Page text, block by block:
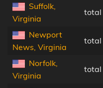
Suffolk,
Virginia
total
Newport
News, Virginia
total
Norfolk,
Virginia
total